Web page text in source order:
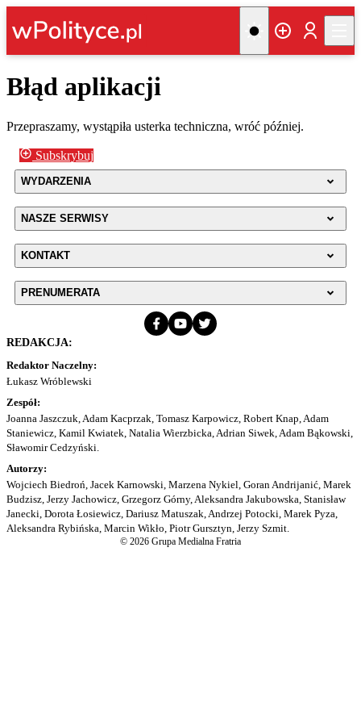
Błąd aplikacji
Przepraszamy, wystąpiła usterka techniczna, wróć później.
Subskrybuj
WYDARZENIA
NASZE SERWISY
KONTAKT
PRENUMERATA
REDAKCJA:
Redaktor Naczelny:
Łukasz Wróblewski
Zespół:
Joanna Jaszczuk, Adam Kacprzak, Tomasz Karpowicz, Robert Knap, Adam
Staniewicz, Kamil Kwiatek, Natalia Wierzbicka, Adrian Siwek, Adam Bąkowski,
Sławomir Cedzyński.
Autorzy:
Wojciech Biedroń, Jacek Karnowski, Marzena Nykiel, Goran Andrijanić, Marek
Budzisz, Jerzy Jachowicz, Grzegorz Górny, Aleksandra Jakubowska, Stanisław
Janecki, Dorota Łosiewicz, Dariusz Matuszak, Andrzej Potocki, Marek Pyza,
Aleksandra Rybińska, Marcin Wikło, Piotr Gursztyn, Jerzy Szmit.
© 2026 Grupa Medialna Fratria